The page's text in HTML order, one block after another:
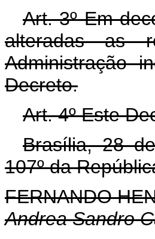
Art. 3º Em
alteradas as
Administração
Decreto.
Art. 4º Este
Brasília, 28
107º da
FERNANDO
Andrea Sandro